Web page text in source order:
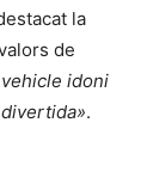
la
de
idoni
.